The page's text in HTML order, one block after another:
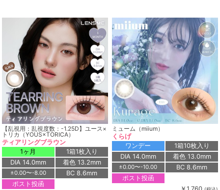
【乱視用：乱視度数：-1.25D】ユース×
トリカ（YOUS×TORICA）
ティアリングブラウン
1ヶ月
1箱1枚入り
DIA 14.0mm
着色 13.2mm
±0.00〜-8.00
BC 8.6mm
ポスト投函
ミューム（miium）
くらげ
ワンデー
1箱10枚入り
DIA 14.0mm
着色 13.0mm
±0.00〜-10.00
BC 8.6mm
ポスト投函